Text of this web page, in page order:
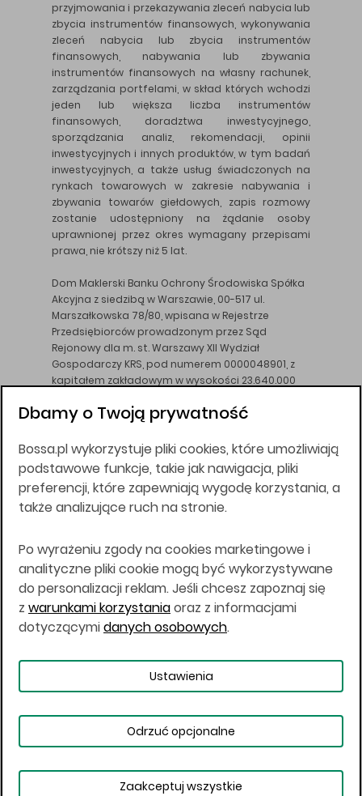
przyjmowania i przekazywania zleceń nabycia lub
zbycia instrumentów finansowych, wykonywania
zleceń nabycia lub zbycia instrumentów
finansowych, nabywania lub zbywania
instrumentów finansowych na własny rachunek,
zarządzania portfelami, w skład których wchodzi
jeden lub większa liczba instrumentów
finansowych, doradztwa inwestycyjnego,
sporządzania analiz, rekomendacji, opinii
inwestycyjnych i innych produktów, w tym badań
inwestycyjnych, a także usług świadczonych na
rynkach towarowych w zakresie nabywania i
zbywania towarów giełdowych, zapis rozmowy
zostanie udostępniony na żądanie osoby
uprawnionej przez okres wymagany przepisami
prawa, nie krótszy niż 5 lat.
Dom Maklerski Banku Ochrony Środowiska Spółka
Akcyjna z siedzibą w Warszawie, 00-517 ul.
Marszałkowska 78/80, wpisana w Rejestrze
Przedsiębiorców prowadzonym przez Sąd
Rejonowy dla m. st. Warszawy XII Wydział
Gospodarczy KRS, pod numerem 0000048901, z
kapitałem zakładowym w wysokości 23.640.000
DM BOŚ działa na podstawie zezwolenia KNF z dnia
Wszelkie informacje na niniejszej stronie w tym
informacje o produktach inwestycyjnych nie są
kierowane do osób mających miejsce
zamieszkania lub pobytu w Stanach
Japonii, ani w dowolnej innej jurysdykcji, w której
taki materiał byłby sprzeczny z prawem lub w
których zgodne z prawem nabycie produktów
inwestycyjnych nie jest możliwe lub w której nie
jest możliwe złożenie oferty. Prawa obowiązujące
w danej jurysdykcji określają, czy jest możliwe
nabycie poszczególnych produktów
Copyright © 2026 BOŚ | BOSSA.PL
Warunki korzystania
Dane osobowe
Dbamy o Twoją prywatność
Bossa.pl wykorzystuje pliki cookies, które umożliwiają
podstawowe funkcje, takie jak nawigacja, pliki
preferencji, które zapewniają wygodę korzystania, a
także analizujące ruch na stronie.
Po wyrażeniu zgody na cookies marketingowe i
analityczne pliki cookie mogą być wykorzystywane
do personalizacji reklam. Jeśli chcesz zapoznaj się
z warunkami korzystaniaoraz z informacjami
dotyczącymidanych osobowych.
Ustawienia
Odrzuć opcjonalne
Zaakceptuj wszystkie